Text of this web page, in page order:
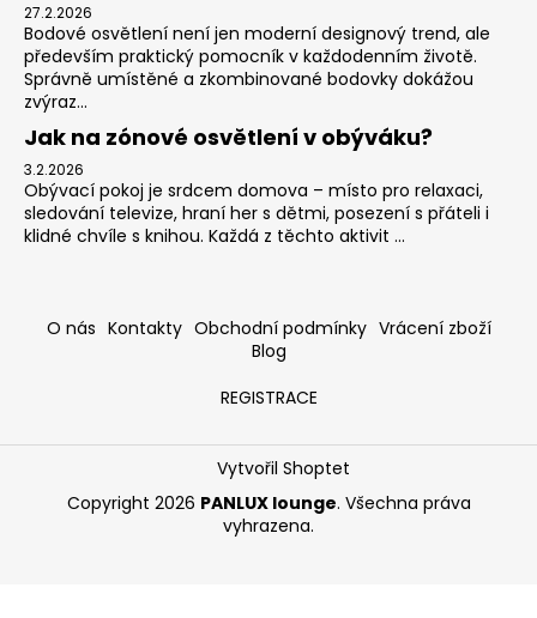
27.2.2026
Bodové osvětlení není jen moderní designový trend, ale
především praktický pomocník v každodenním životě.
Správně umístěné a zkombinované bodovky dokážou
zvýraz...
Jak na zónové osvětlení v obýváku?
3.2.2026
Obývací pokoj je srdcem domova – místo pro relaxaci,
sledování televize, hraní her s dětmi, posezení s přáteli i
klidné chvíle s knihou. Každá z těchto aktivit ...
O nás Kontakty Obchodní podmínky Vrácení zboží
Blog
REGISTRACE
Vytvořil Shoptet
Copyright 2026 PANLUX lounge. Všechna práva
vyhrazena.